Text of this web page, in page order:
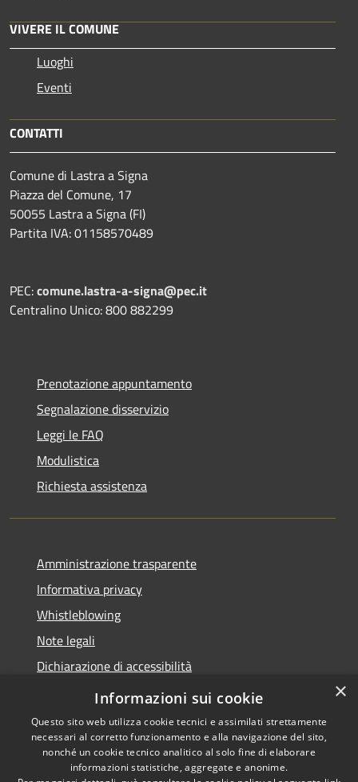
VIVERE IL COMUNE
Luoghi
Eventi
CONTATTI
Comune di Lastra a Signa
Piazza del Comune, 17
50055 Lastra a Signa (FI)
Partita IVA: 01158570489
PEC:comune.lastra-a-signa@pec.it
Centralino Unico: 800 882299
Prenotazione appuntamento
Segnalazione disservizio
Leggi le FAQ
Modulistica
Richiesta assistenza
Amministrazione trasparente
Informativa privacy
Whistleblowing
Note legali
Dichiarazione di accessibilità
Piano di miglioramento
Copyright © 2026 • Comune di
×
Informazioni sui cookie
Questo sito web utilizza cookie tecnici e assimilati strettamente
necessari al corretto funzionamento e alla navigazione del sito,
nonché un cookie tecnico analitico al solo fine di elaborare
informazioni statistiche, aggregate e anonime.